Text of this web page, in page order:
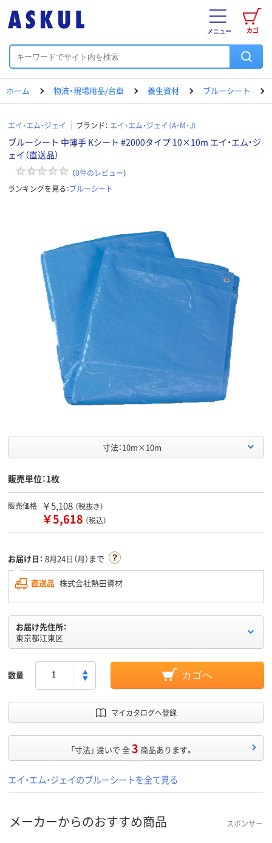
カゴ
メニュー
ホーム 物流・現場用品/台車 養生資材 ブルーシート
エイ・エム・ジェイ ブランド： エイ・エム・ジェイ（A・M・J）
ブルーシート 中薄手 Kシート #2000タイプ 10×10m エイ・エム・ジ
ェイ（直送品）
（0件のレビュー）
ランキングを見る：ブルーシート
寸法：10m×10m
販売単位：1枚
販売価格 ￥5,108 （税抜き）
￥5,618 （税込）
お届け日： 8月24日（月）まで
直送品 株式会社熱田資材
お届け先住所：
東京都江東区
数量 カゴへ
マイカタログへ登録
「寸法」 違いで 全3 商品あります。
エイ・エム・ジェイのブルーシートを全て見る
メーカーからのおすすめ商品 スポンサー